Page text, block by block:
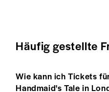
Häufig gestellte
Wie kann ich Tickets
Handmaid's Tale in